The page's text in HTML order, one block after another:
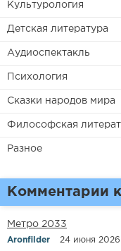
Культурология
Детская литература
Аудиоспектакль
Психология
Сказки народов мира
Философская
Разное
Комментарии
Метро 2033
Aronfilder 24 июня 2026